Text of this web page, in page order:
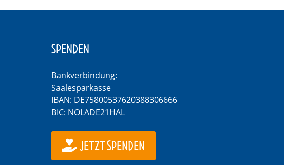
SPENDEN
Bankverbindung:
Saalesparkasse
IBAN: DE75800537620388306666
BIC: NOLADE21HAL
JETZT SPENDEN